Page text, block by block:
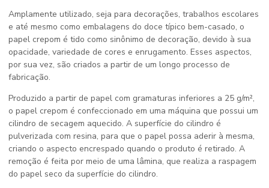
Amplamente utilizado, seja para decorações, trabalhos escolares
e até mesmo como embalagens do doce típico bem-casado, o
papel crepom é tido como sinônimo de decoração, devido à sua
opacidade, variedade de cores e enrugamento. Esses aspectos,
por sua vez, são criados a partir de um longo processo de
fabricação.
Produzido a partir de papel com gramaturas inferiores a 25 g/m²,
o papel crepom é confeccionado em uma máquina que possui um
cilindro de secagem aquecido. A superfície do cilindro é
pulverizada com resina, para que o papel possa aderir à mesma,
criando o aspecto encrespado quando o produto é retirado. A
remoção é feita por meio de uma lâmina, que realiza a raspagem
do papel seco da superfície do cilindro.